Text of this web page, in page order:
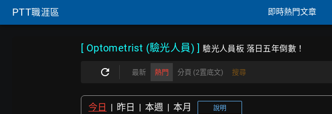
PTT職涯區 即時熱門文章
[ Optometrist (驗光人員) ]驗光人員板 落日五年倒數！
最新 熱門 分頁 (2置底文) 搜尋
今日 | 昨日 | 本週 | 本月 說明